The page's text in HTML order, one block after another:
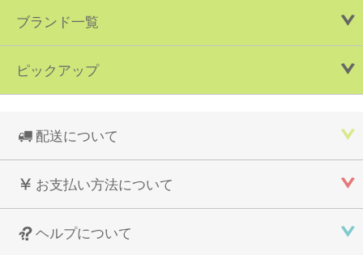
ブランド一覧
ピックアップ
配送について
お支払い方法について
ヘルプについて